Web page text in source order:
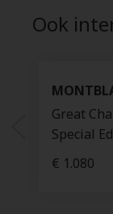
Ook
Great
Special
€ 1.080